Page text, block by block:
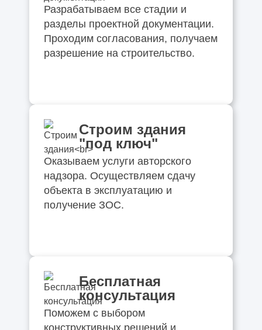
Разрабатываем все стадии и
разделы проектной документации.
Проходим согласования, получаем
разрешение на строительство.
Строим здания
"под ключ"
Оказываем услуги авторского
надзора. Осуществляем сдачу
объекта в эксплуатацию и
получение ЗОС.
Бесплатная
консультация
Поможем с выбором
конструктивных решений и